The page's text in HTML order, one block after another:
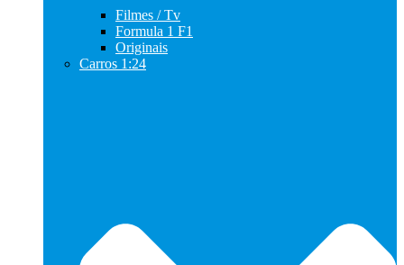
Filmes / Tv
Formula 1 F1
Originais
Carros 1:24